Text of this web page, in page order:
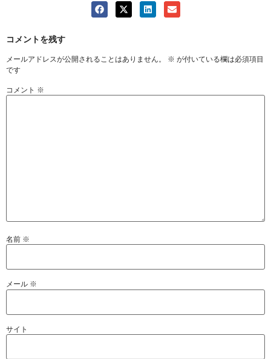
コメントを残す
メールアドレスが公開されることはありません。 ※ が付いている欄は必須項目
です
コメント ※
名前 ※
メール ※
サイト